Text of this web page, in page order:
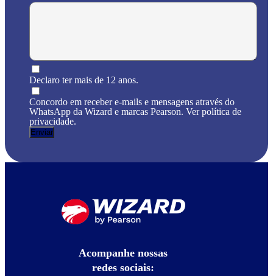
Declaro ter mais de 12 anos.
Concordo em receber e-mails e mensagens através do
WhatsApp da Wizard e marcas Pearson. Ver política de
privacidade.
Acompanhe nossas
redes sociais: